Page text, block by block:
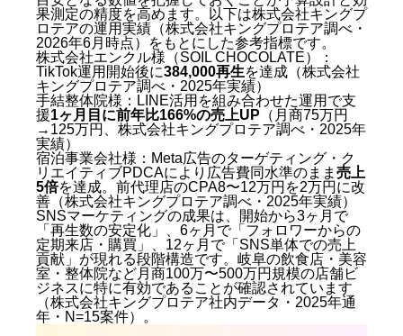
果測定の精度を高めます。以下は株式会社キングプ
ロテアの運用実績（株式会社キングプロテア調べ・
2026年6月時点）をもとにした参考指標です。
株式会社エンクル様（SOIL CHOCOLATE）：
TikTok運用開始後に384,000再生を達成（株式会社
キングプロテア調べ・2025年実績）
手結整体院様：LINE活用を組み合わせた運用で支
援1ヶ月目に前年比166%の売上UP （月商75万円
→125万円、株式会社キングプロテア調べ・2025年
実績）
宿泊事業会社様：Meta広告のターゲティング・ク
リエイティブPDCAにより広告費同水準のまま 売上
5倍を達成。前代理店のCPA8〜12万円を2万円に改
善（株式会社キングプロテア調べ・2025年実績）
SNSマーケティングの成果は、開始から3ヶ月で
「再生数の安定化」、6ヶ月で「フォロワーからの
定期来店・購買」、12ヶ月で「SNS単体での売上
貢献」が現れる段階構造です。岐阜の飲食店・美容
室・整体院など月商100万〜500万円規模の店舗ビ
ジネスに特に有効であることが確認されています
（株式会社キングプロテア社内データ・2025年通
年・N=15案件）。
岐阜SNSマーケティングの実績データ — 数字で見る
成果の目安
岐阜SNSマーケティング2026年最新版｜よくある質問
（FAQ）
Q. 岐阜でSNS運用代行を依頼する費用の相場はい
くらですか？
Q. TikTokとInstagramのどちらを岐阜の集客に使う
べきですか？
Q. SNSマーケティングの効果が出るまで何ヶ月か
かりますか？
Q. 岐阜にある地域密着型の会社と県外のSNS特化
会社、どちらを選ぶべきですか？
Q. 自社でSNS投稿を試みたが全く伸びなかった。
代理店に変えれば改善しますか？
Q. 岐阜の飲食店がSNSマーケティングを始めるな
らどのSNSから手をつけるべきですか？
Q. SNS運用代行とMeta広告運用はセットで依頼す
べきですか？